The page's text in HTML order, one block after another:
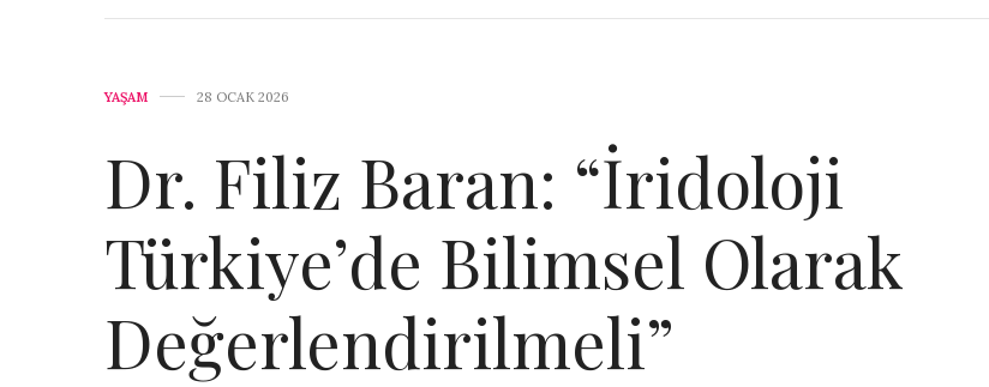
YAŞAM 28 OCAK 2026
Dr. Filiz Baran: “İridoloji
Türkiye’de Bilimsel Olarak
Değerlendirilmeli”